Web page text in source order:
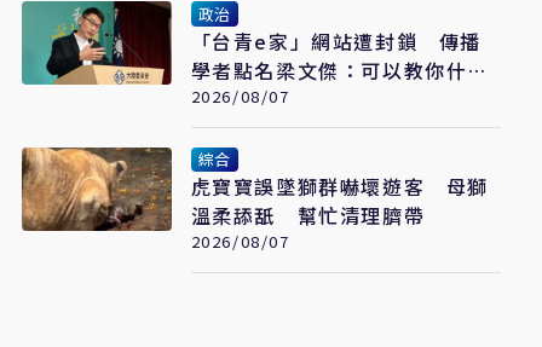
政治
「台青e家」網站遭封鎖 傳播
學者點名梁文傑：可以教你什麼
是民主數位治理
2026/08/07
綜合
虎寶寶誤墜獅群嚇壞遊客 母獅
溫柔舔舐 幫忙清理臍帶
2026/08/07